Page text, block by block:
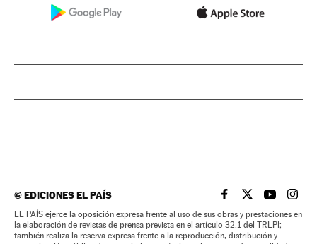
©EDICIONES EL PAÍS EL PAÍS BRASIL EN
EL PAÍSEL PAÍS
EL
EL PAÍS ejerce la oposición expresa frente al uso de sus obras y prestaciones en
la elaboración de revistas de prensa prevista en el artículo 32.1 del TRLPI;
también realiza la reserva expresa frente a la reproducción, distribución y